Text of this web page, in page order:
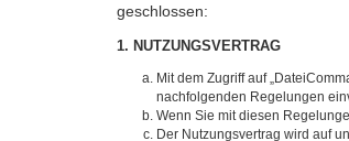
geschlossen:
1. NUTZUNGSVERTRAG
Mit dem Zugriff auf
nachfolgenden Regelungen
Wenn Sie mit diesen
Der Nutzungsvertrag wird auf